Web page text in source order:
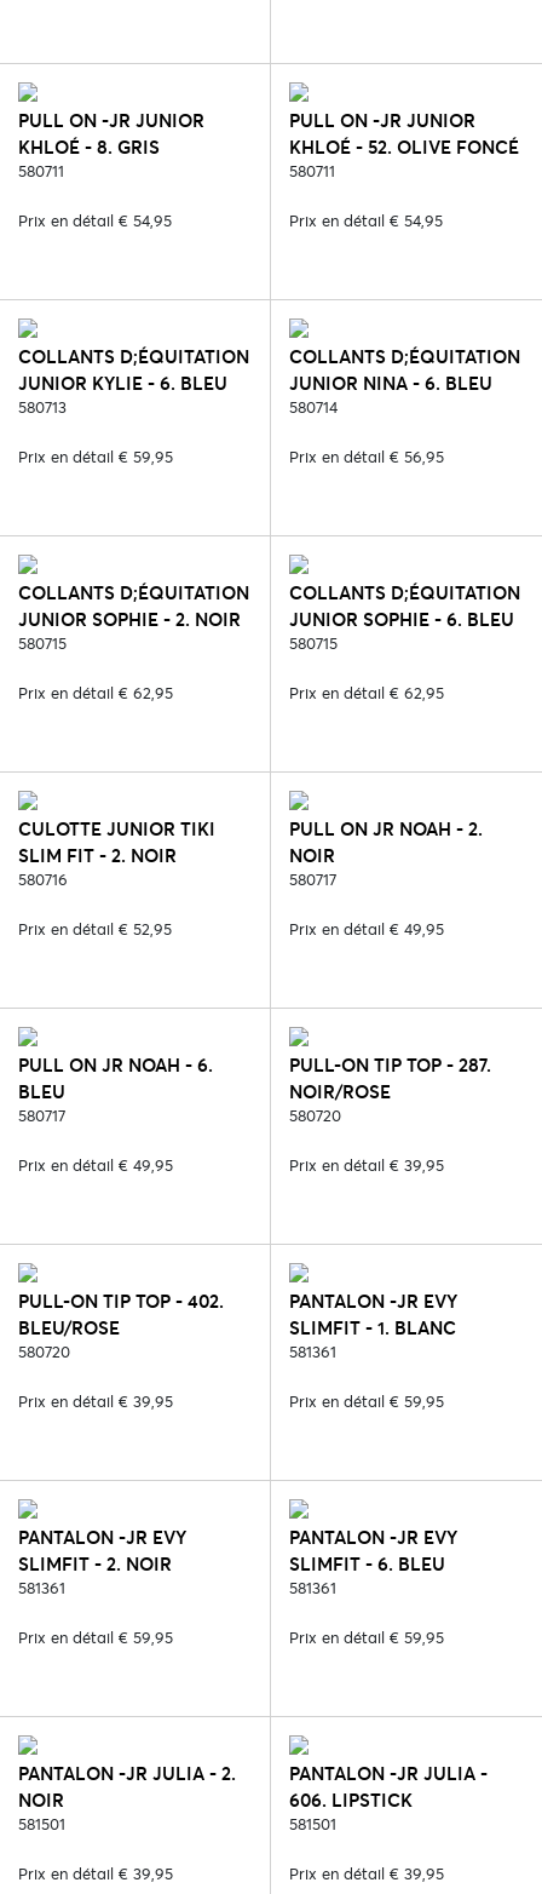
PULL ON -JR JUNIOR
KHLOÉ - 8. GRIS
580711
Prix en détail € 54,95
PULL ON -JR JUNIOR
KHLOÉ - 52. OLIVE FONCÉ
580711
Prix en détail € 54,95
COLLANTS D;ÉQUITATION
JUNIOR KYLIE - 6. BLEU
580713
Prix en détail € 59,95
COLLANTS D;ÉQUITATION
JUNIOR NINA - 6. BLEU
580714
Prix en détail € 56,95
COLLANTS D;ÉQUITATION
JUNIOR SOPHIE - 2. NOIR
580715
Prix en détail € 62,95
COLLANTS D;ÉQUITATION
JUNIOR SOPHIE - 6. BLEU
580715
Prix en détail € 62,95
CULOTTE JUNIOR TIKI
SLIM FIT - 2. NOIR
580716
Prix en détail € 52,95
PULL ON JR NOAH - 2.
NOIR
580717
Prix en détail € 49,95
PULL ON JR NOAH - 6.
BLEU
580717
Prix en détail € 49,95
PULL-ON TIP TOP - 287.
NOIR/ROSE
580720
Prix en détail € 39,95
PULL-ON TIP TOP - 402.
BLEU/ROSE
580720
Prix en détail € 39,95
PANTALON -JR EVY
SLIMFIT - 1. BLANC
581361
Prix en détail € 59,95
PANTALON -JR EVY
SLIMFIT - 2. NOIR
581361
Prix en détail € 59,95
PANTALON -JR EVY
SLIMFIT - 6. BLEU
581361
Prix en détail € 59,95
PANTALON -JR JULIA - 2.
NOIR
581501
Prix en détail € 39,95
PANTALON -JR JULIA -
606. LIPSTICK
581501
Prix en détail € 39,95